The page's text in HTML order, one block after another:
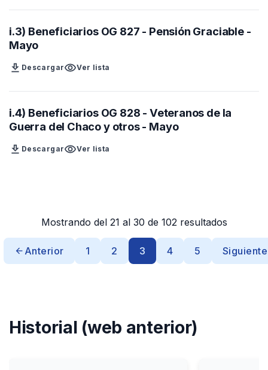
i.3) Beneficiarios OG 827 - Pensión Graciable -
Mayo
download DescargarvisibilityVer lista
i.4) Beneficiarios OG 828 - Veteranos de la
Guerra del Chaco y otros - Mayo
download DescargarvisibilityVer lista
Mostrando del 21 al 30 de 102 resultados
Anterior 1 2 3 4 5 Siguiente
Historial (web anterior)